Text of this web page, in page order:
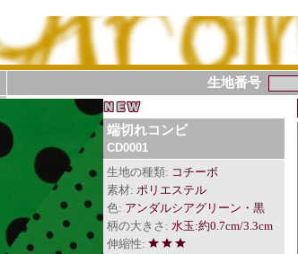
生地番号
端切れコンビ
CD0001
生地の種類: コチーボ
素材: ポリエステル
色: アンダルシアグリーン・黒
柄の大きさ: 水玉:約0.7cm/3.3cm
伸縮性: